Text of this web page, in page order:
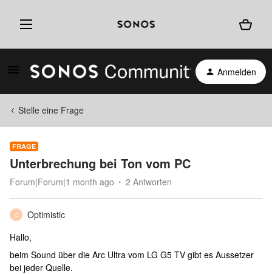
Anmelden
Stelle eine Frage
FRAGE
Unterbrechung bei Ton vom PC
Forum|Forum|1 month ago 2 Antworten
O
Optimistic
Hallo,
beim Sound über die Arc Ultra vom LG G5 TV gibt es Aussetzer
bei jeder Quelle.